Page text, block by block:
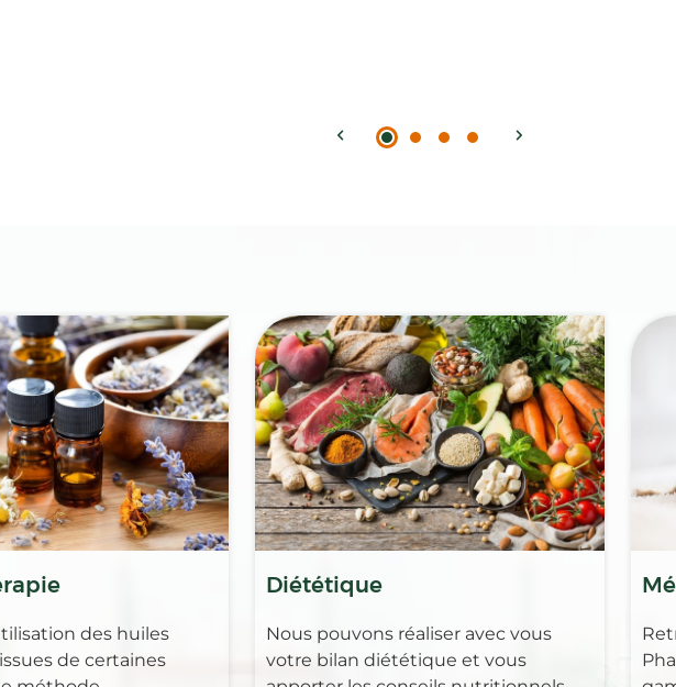
des huiles
de certaines
Diététique
Nous pouvons réaliser avec vous
votre bilan diététique et vous